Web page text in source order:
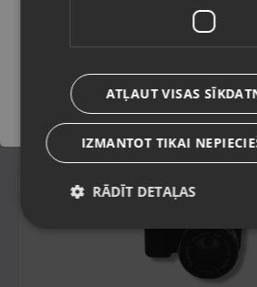
Stāvoklis Lietots (Garantija 6 mēneši)
109.00 €
4.96€/mēn.
Saglabāt
ATĻAUT VISAS
IZMANTOT TIKAI
RĀDĪT DETAĻAS